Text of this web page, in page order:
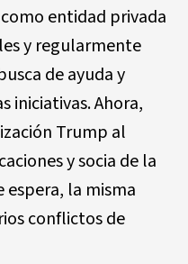
entidad privada
y regularmente
de ayuda y
iniciativas. Ahora,
Trump al
y socia de la
espera, la misma
conflictos de